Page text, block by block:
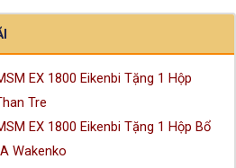
EX 1800 Eikenbi Tặng 1 Hộp
Tre
EX 1800 Eikenbi Tặng 1 Hộp Bổ
Wakenko